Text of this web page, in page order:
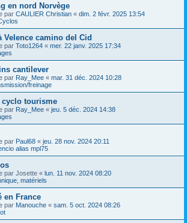
en nord Norvège
par CAULIER Christian « dim. 2 févr. 2025 13:54
Velence camino del Cid
par Toto1264 « mer. 22 janv. 2025 17:34
cantilever
par Ray_Mee « mar. 31 déc. 2024 10:28
freinage
tourisme
par Ray_Mee « jeu. 5 déc. 2024 14:38
par Paul68 « jeu. 28 nov. 2024 20:11
alias mpl75
par Josette « lun. 11 nov. 2024 08:20
matériels
en France
par Manouche « sam. 5 oct. 2024 08:26